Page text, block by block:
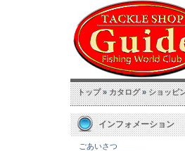
トップ»カタログ»ショッピ
インフォメーション
ごあいさつ